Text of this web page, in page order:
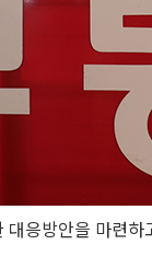
대응방안을 마련